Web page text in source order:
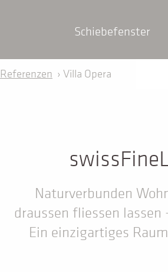
Schiebefenster
Referenzen › Villa Opera
Naturverbunden
draussen fliessen
Ein einzigartiges